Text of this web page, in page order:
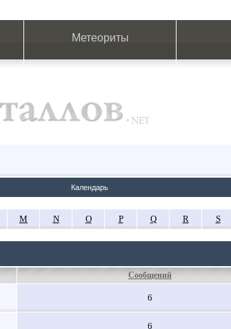
Метеориты
Календарь
M N O P Q R S
Сообщений
6
6